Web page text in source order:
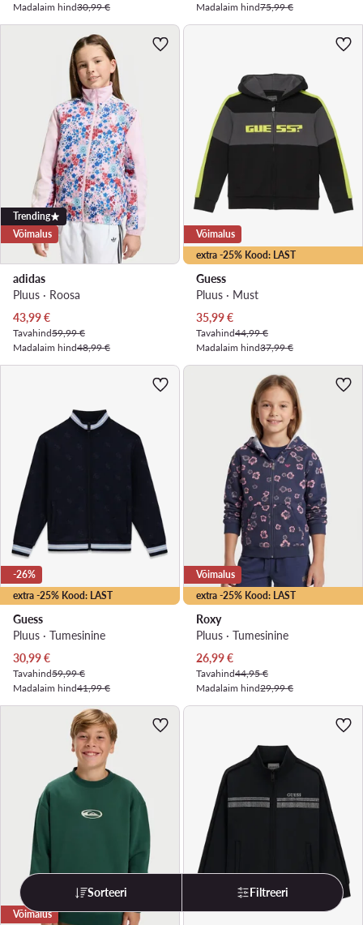
Madalaim hind30,99 €
Madalaim hind75,99 €
Trending
Võimalus
adidas
Pluus · Roosa
Praegune hind
43,99€
Tavahind59,99 €
Madalaim hind48,99 €
extra -25% Kood: LAST
Võimalus
Guess
Pluus · Must
Praegune hind
35,99€
Tavahind44,99 €
Madalaim hind37,99 €
extra -25% Kood: LAST
-26%
Guess
Pluus · Tumesinine
Praegune hind
30,99€
Tavahind59,99 €
Madalaim hind41,99 €
extra -25% Kood: LAST
Võimalus
Roxy
Pluus · Tumesinine
Praegune hind
26,99€
Tavahind44,95 €
Madalaim hind29,99 €
Võimalus
Sorteeri Filtreeri